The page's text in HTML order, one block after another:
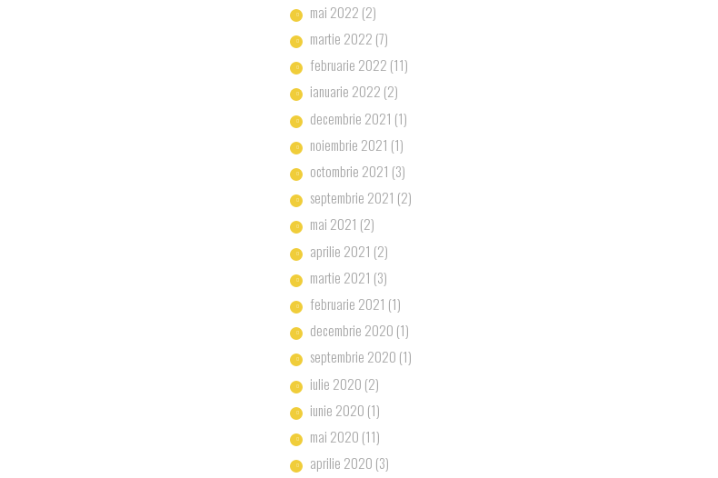
mai 2022 (2)
martie 2022 (7)
februarie 2022 (11)
ianuarie 2022 (2)
decembrie 2021 (1)
noiembrie 2021 (1)
octombrie 2021 (3)
septembrie 2021 (2)
mai 2021 (2)
aprilie 2021 (2)
martie 2021 (3)
februarie 2021 (1)
decembrie 2020 (1)
septembrie 2020 (1)
iulie 2020 (2)
iunie 2020 (1)
mai 2020 (11)
aprilie 2020 (3)